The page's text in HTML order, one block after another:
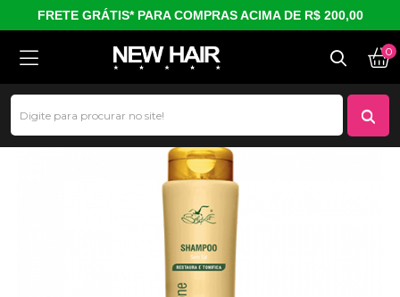
FRETE GRÁTIS* PARA COMPRAS ACIMA DE R$ 200,00
0